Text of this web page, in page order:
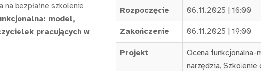
na bezpłatne szkolenie
model,
pracujących w
Rozpoczęcie 06.11.2025 | 16:00
Zakończenie 06.11.2025 | 19:00
Projekt
Ocena funkcjonalna-
narzędzia, Szkolenie